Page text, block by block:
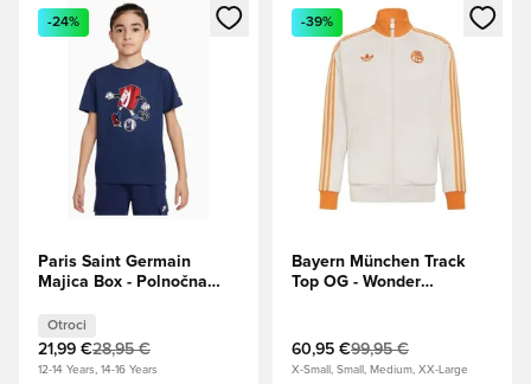
Odpre Modal za prijavo ali vpis kot član
-24%
Paris Saint Germain
Majica Box - Polnočna
Otroci
21,99 €28,95 €
12-14 Years, 14-16 Years
Odpre Modal za prijavo ali
-39%
Bayern München Track
Top OG - Wonder
60,95 €99,95 €
X-Small, Small, Medium, XX-Large